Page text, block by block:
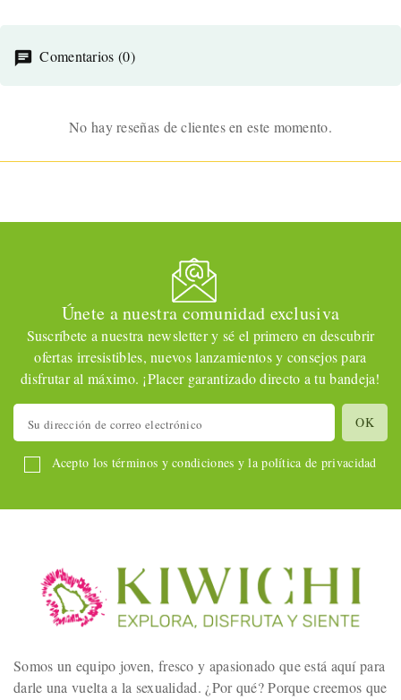
Comentarios (0)
No hay reseñas de clientes en este momento.
Únete a nuestra comunidad exclusiva
Suscríbete a nuestra newsletter y sé el primero en descubrir
ofertas irresistibles, nuevos lanzamientos y consejos para
disfrutar al máximo. ¡Placer garantizado directo a tu bandeja!
Acepto los términos y condiciones y la política de privacidad
Somos un equipo joven, fresco y apasionado que está aquí para
darle una vuelta a la sexualidad. ¿Por qué? Porque creemos que